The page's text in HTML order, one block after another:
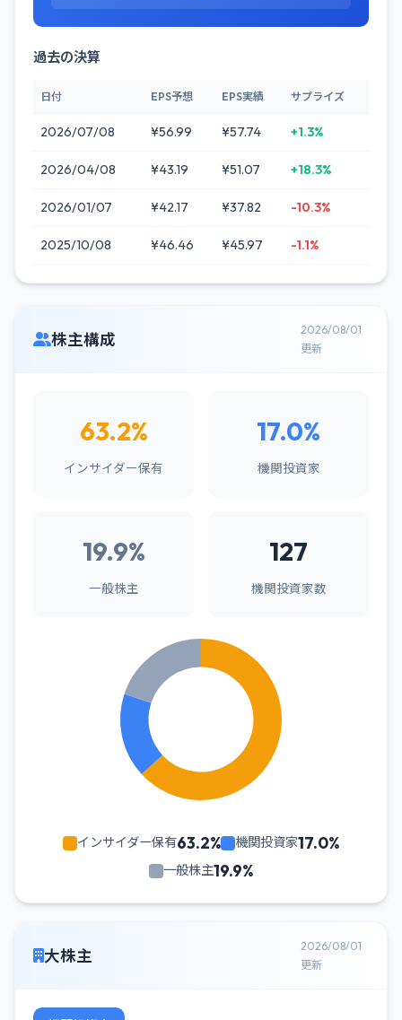
過去の決算
日付 EPS予想 EPS実績 サプライズ
2026/07/08 ¥56.99 ¥57.74 +1.3%
2026/04/08 ¥43.19 ¥51.07 +18.3%
2026/01/07 ¥42.17 ¥37.82 -10.3%
2025/10/08 ¥46.46 ¥45.97 -1.1%
株主構成
2026/08/01
更新
63.2%
インサイダー保有
17.0%
機関投資家
19.9%
一般株主
127
機関投資家数
インサイダー保有63.2% 機関投資家17.0%
一般株主19.9%
大株主
2026/08/01
更新